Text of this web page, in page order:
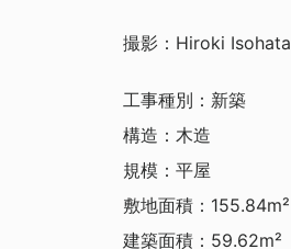
撮影：Hiroki Isohata
工事種別：新築
構造：木造
規模：平屋
敷地面積：155.84m²
建築面積：59.62m²